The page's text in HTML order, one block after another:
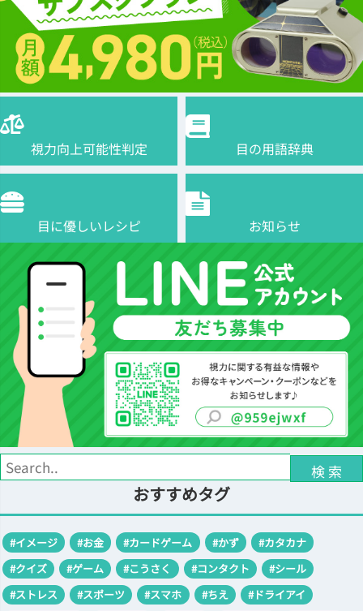
視力向上可能性判定 目の用語辞典
目に優しいレシピ お知らせ
検 索
おすすめタグ
#イメージ #お金 #カードゲーム #かず
#カタカナ
#クイズ
#ゲーム #こうさく #コンタクト
#シール
#ストレス
#スポーツ #スマホ #ちえ
#ドライアイ